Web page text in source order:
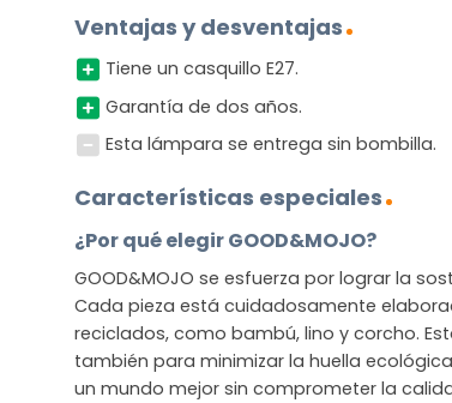
Ventajas y desventajas
Tiene un casquillo E27.
Garantía de dos años.
Esta lámpara se entrega sin bombilla.
Características especiales
¿Por qué elegir GOOD&MOJO?
GOOD&MOJO se esfuerza por lograr la
Cada pieza está cuidadosamente
reciclados, como bambú, lino y corcho.
también para minimizar la huella
un mundo mejor sin comprometer la